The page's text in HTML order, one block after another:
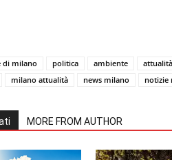
di milano politica ambiente
milano attualità news milano notizie
MORE FROM AUTHOR